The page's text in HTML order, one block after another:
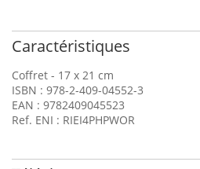
Caractéristiques
Coffret - 17 x 21 cm
ISBN : 978-2-409-04552-3
EAN : 9782409045523
Ref. ENI : RIEI4PHPWOR